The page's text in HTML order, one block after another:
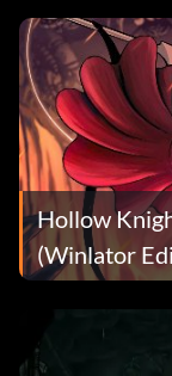
Hollow
(Winlator